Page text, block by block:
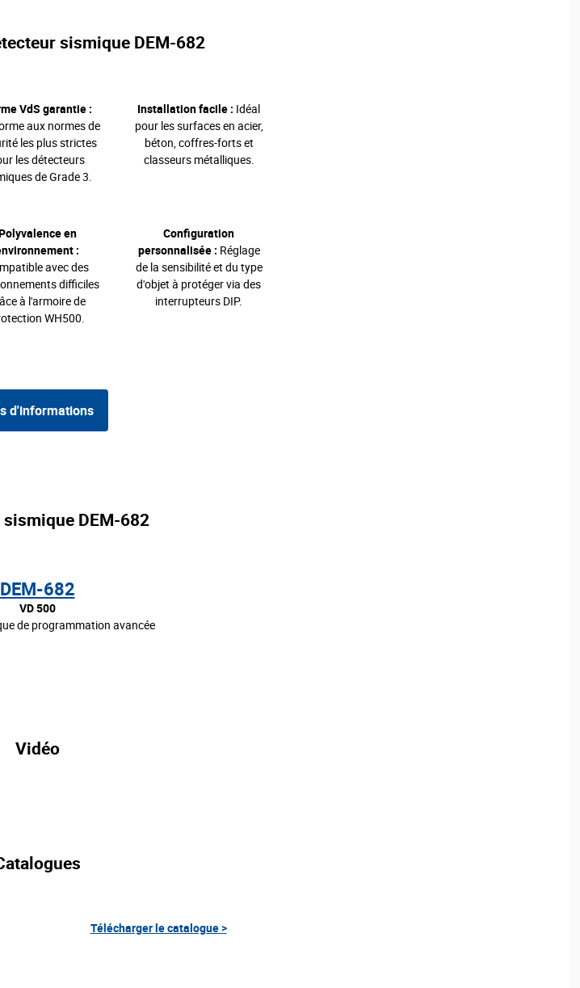
sismique DEM-682
VdS garantie :
aux normes de
les plus strictes
les détecteurs
de Grade 3.
en
:
avec des
difficiles
à l'armoire de
WH500.
Installation facile : Idéal
pour les surfaces en acier,
béton, coffres-forts et
classeurs métalliques.
Configuration
personnalisée : Réglage
de la sensibilité et du type
d'objet à protéger via des
interrupteurs DIP.
d'informations
DEM-682
DEM-682
VD 500
de programmation avancée
Vidéo
Télécharger le catalogue >